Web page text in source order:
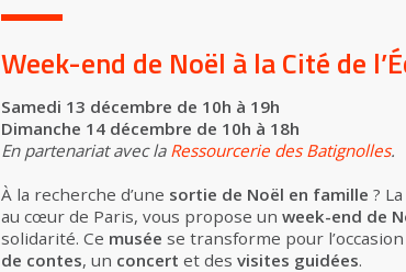
Week-end de Noël à la Cité de
Samedi 13 décembre de 10h à 19h
Dimanche 14 décembre de 10h à 18h
En partenariat avec la Ressourcerie des Batignolles.
À la recherche d’une sortie de Noël en famille ? La
au cœur de Paris, vous propose un week-end de
solidarité. Ce musée se transforme pour
de contes, un concert et des visites guidées.